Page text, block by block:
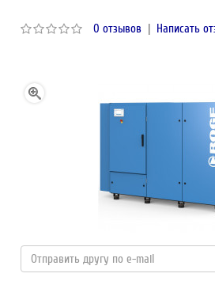
0 отзывов | Написать